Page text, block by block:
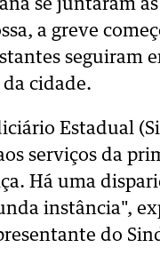
se juntaram
a greve
seguiram
da cidade.
Estadual
serviços da
Há uma
instância",
do